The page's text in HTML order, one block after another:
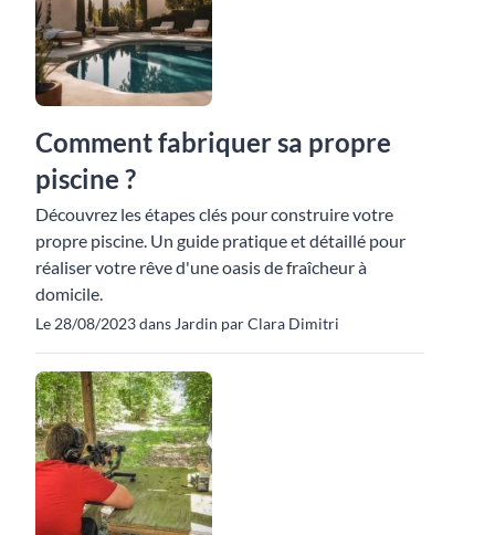
Comment fabriquer sa propre
piscine ?
Découvrez les étapes clés pour construire votre
propre piscine. Un guide pratique et détaillé pour
réaliser votre rêve d'une oasis de fraîcheur à
domicile.
Le 28/08/2023 dans Jardin par Clara Dimitri